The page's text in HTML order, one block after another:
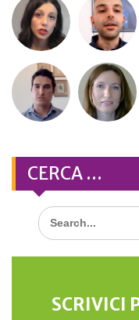
CERCA …
Search
for:
SCRIVICI